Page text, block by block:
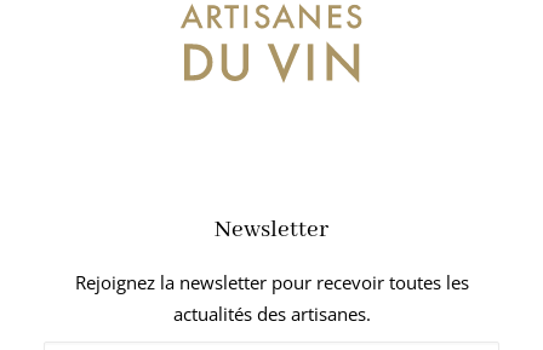
Newsletter
Rejoignez la newsletter pour recevoir toutes les
actualités des artisanes.